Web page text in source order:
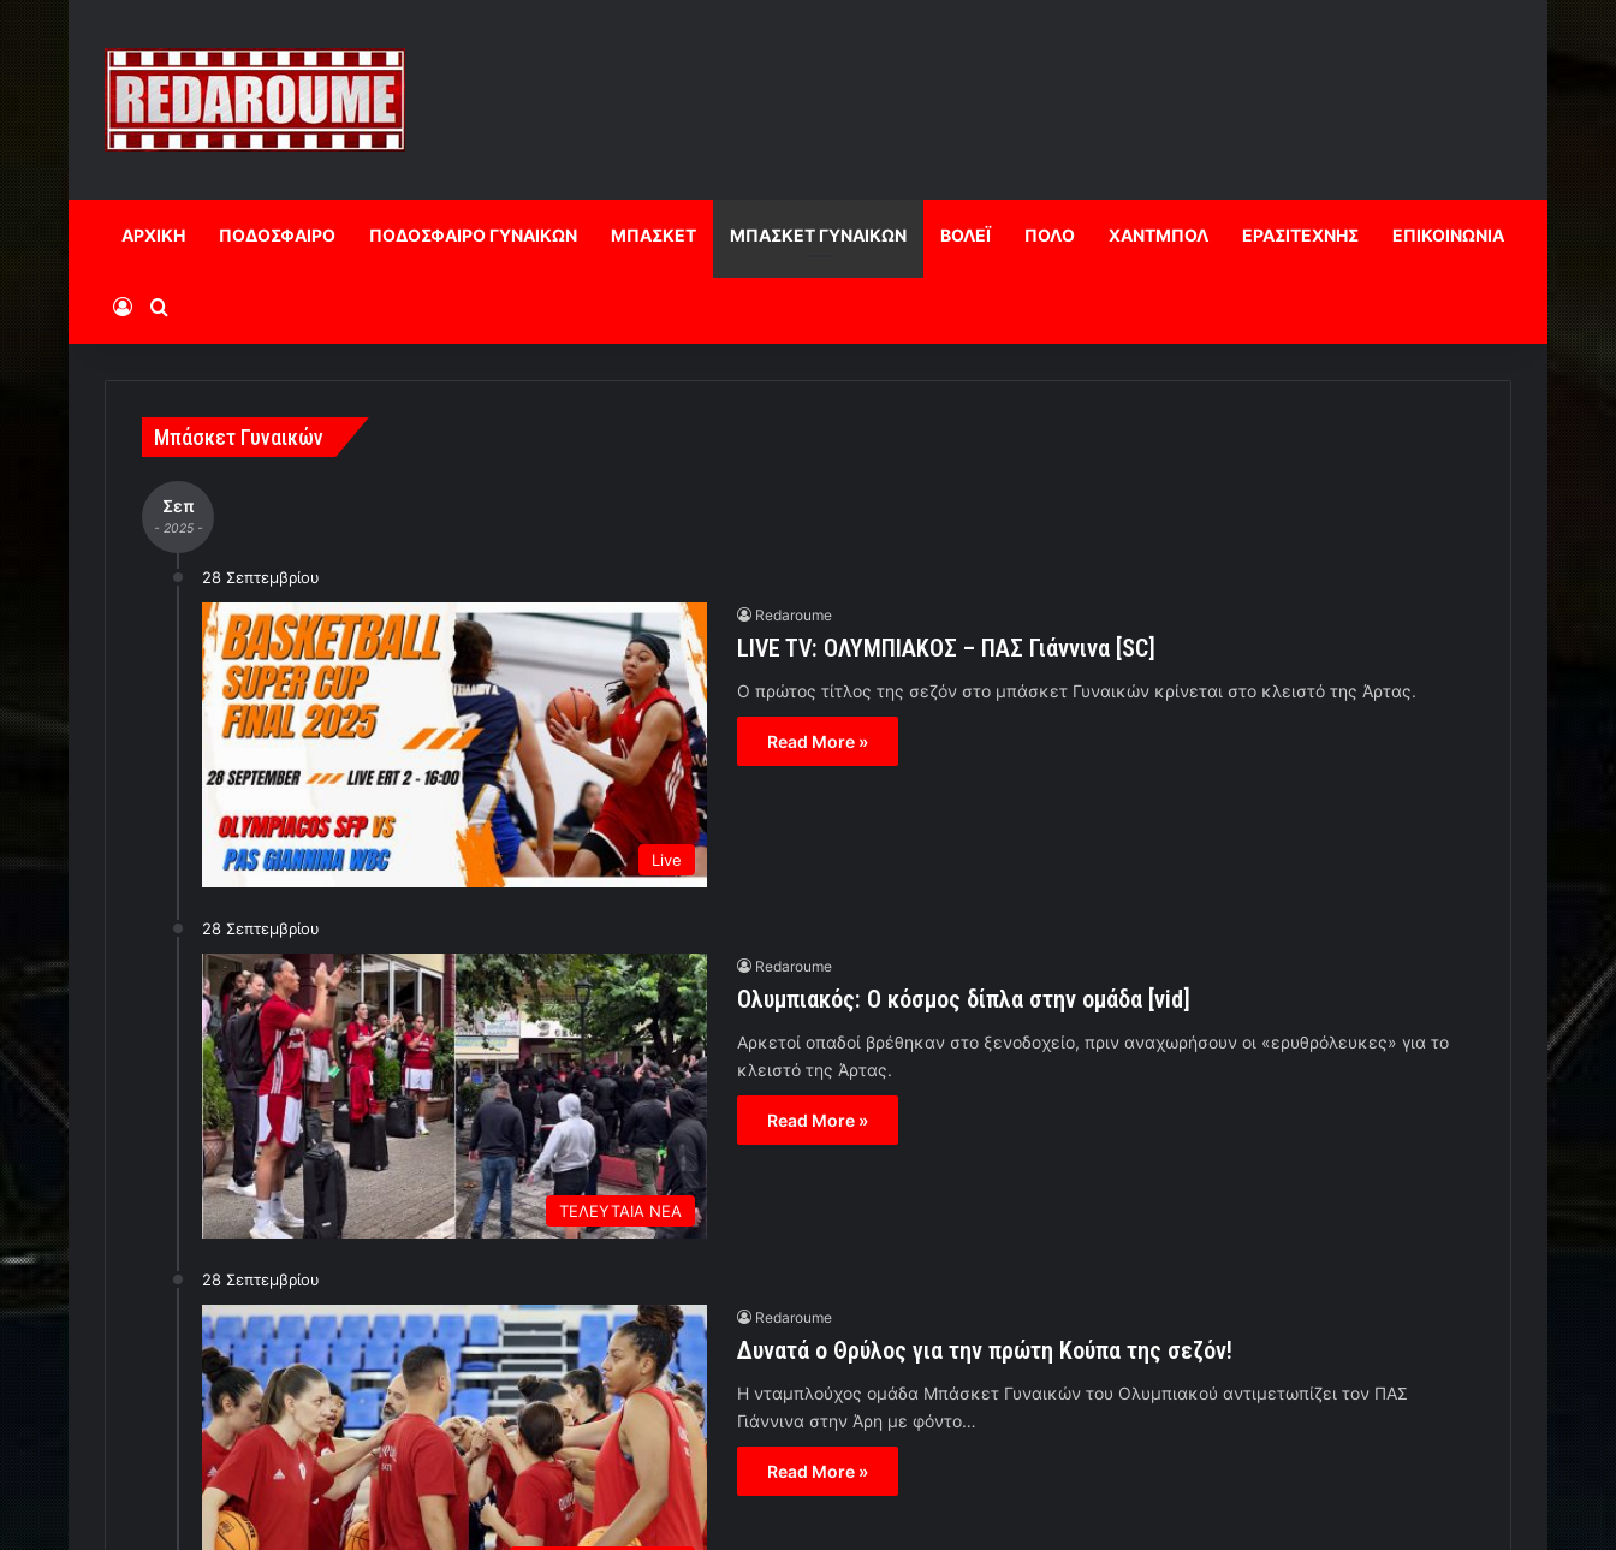
ΑΡΧΙΚΗ ΠΟΔΟΣΦΑΙΡΟ ΠΟΔΟΣΦΑΙΡΟ ΓΥΝΑΙΚΩΝ ΜΠΑΣΚΕΤ ΜΠΑΣΚΕΤ ΓΥΝΑΙΚΩΝ ΒΟΛΕΪ ΠΟΛΟ ΧΑΝΤΜΠΟΛ ΕΡΑΣΙΤΕΧΝΗΣ ΕΠΙΚΟΙΝΩΝΙΑ
Log InΑναζήτηση
Μπάσκετ Γυναικών
Σεπ
- 2025 -
28 Σεπτεμβρίου
Live
Redaroume
LIVE TV: ΟΛΥΜΠΙΑΚΟΣ – ΠΑΣ Γιάννινα [SC]
Ο πρώτος τίτλος της σεζόν στο μπάσκετ Γυναικών κρίνεται στο κλειστό της Άρτας.
Read More »
28 Σεπτεμβρίου
ΤΕΛΕΥΤΑΙΑ ΝΕΑ
Redaroume
Ολυμπιακός: Ο κόσμος δίπλα στην ομάδα [vid]
Αρκετοί οπαδοί βρέθηκαν στο ξενοδοχείο, πριν αναχωρήσουν οι «ερυθρόλευκες» για το
κλειστό της Άρτας.
Read More »
28 Σεπτεμβρίου
Redaroume
Δυνατά ο Θρύλος για την πρώτη Κούπα της σεζόν!
Η νταμπλούχος ομάδα Μπάσκετ Γυναικών του Ολυμπιακού αντιμετωπίζει τον ΠΑΣ
Γιάννινα στην Άρη με φόντο…
Read More »